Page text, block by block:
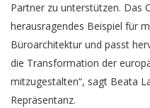
Partner zu unterstützen. Das
herausragendes Beispiel für
Büroarchitektur und passt
die Transformation der
mitzugestalten“, sagt Beata
Repräsentanz.